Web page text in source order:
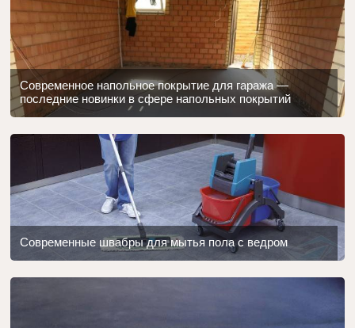
Современное напольное покрытие для гаража —
последние новинки в сфере напольных покрытий
Современные швабры для мытья пола с ведром